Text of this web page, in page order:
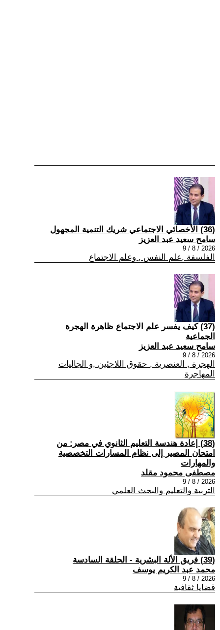
(36) الأخصائي الاجتماعي شريك التنمية المجهول
سامح سعيد عبد العزيز
2026 / 8 / 9
الفلسفة ,علم النفس , وعلم الاجتماع
(37) كيف يفسر علم الاجتماع ظاهرة الهجرة
الجماعية
سامح سعيد عبد العزيز
2026 / 8 / 9
الهجرة , العنصرية , حقوق اللاجئين ,و الجاليات
المهاجرة
(38) إعادة هندسة التعليم الثانوي في مصر: من
امتحان المصير إلى نظام المسارات التخصصية
والمهارات
مصطفى محمود مقلد
2026 / 8 / 9
التربية والتعليم والبحث العلمي
(39) فريق الألة البشرية - الحلقة السادسة
محمد عبد الكريم يوسف
2026 / 8 / 9
قضايا ثقافية